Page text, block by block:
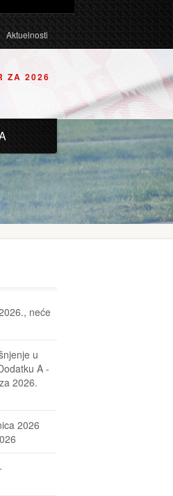
za 2026. godinu.
Aktuelnosti
ZA 2026
neće
u
A -
2026.
2026